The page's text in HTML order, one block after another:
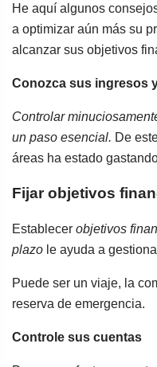
He aquí algunos
a optimizar aún más su
alcanzar sus objetivos
Conozca sus ingresos
Controlar
un paso esencial. De
áreas ha estado
Fijar objetivos
Establecer objetivos
plazo le ayuda a
Puede ser un viaje, la
reserva de emergencia.
Controle sus cuentas